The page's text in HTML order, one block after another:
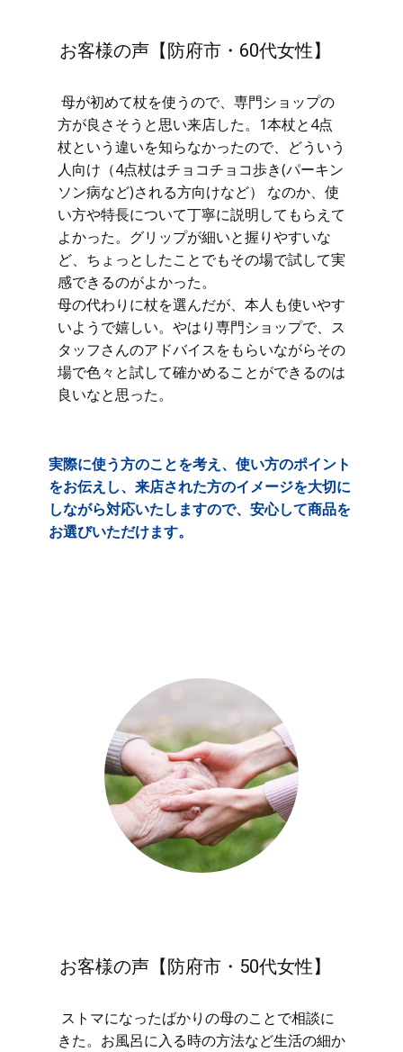
お客様の声【防府市・60代女性】
母が初めて杖を使うので、専門ショップの
方が良さそうと思い来店した。1本杖と4点
杖という違いを知らなかったので、どういう
人向け（4点杖はチョコチョコ歩き(パーキン
ソン病など)される方向けなど） なのか、使
い方や特長について丁寧に説明してもらえて
よかった。グリップが細いと握りやすいな
ど、ちょっとしたことでもその場で試して実
感できるのがよかった。
母の代わりに杖を選んだが、本人も使いやす
いようで嬉しい。やはり専門ショップで、ス
タッフさんのアドバイスをもらいながらその
場で色々と試して確かめることができるのは
良いなと思った。
実際に使う方のことを考え、使い方のポイント
をお伝えし、来店された方のイメージを大切に
しながら対応いたしますので、安心して商品を
お選びいただけます。
お客様の声【防府市・50代女性】
​ストマになったばかりの母のことで相談に
きた。お風呂に入る時の方法など生活の細か